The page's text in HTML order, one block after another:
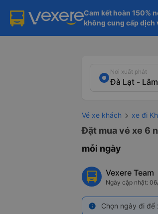
Cam kết hoàn 150%
không cung cấp dịch
Nơi xuất phát
Vé xe khách xe đi
Đặt mua vé xe 6
mỗi ngày
Vexere Team
Ngày cập nhật:
info Chọn ngày đi